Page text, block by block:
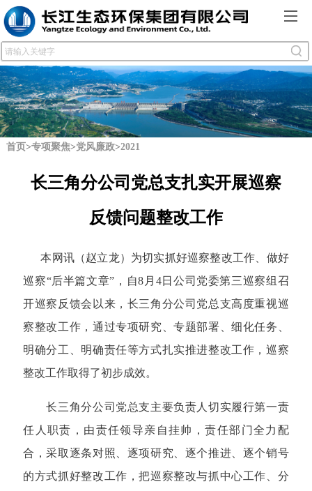
首页>专项聚焦>党风廉政>2021
长三角分公司党总支扎实开展巡察
反馈问题整改工作
本网讯（赵立龙）为切实抓好巡察整改工作、做好
巡察“后半篇文章”，自8月4日公司党委第三巡察组召
开巡察反馈会以来，长三角分公司党总支高度重视巡
察整改工作，通过专项研究、专题部署、细化任务、
明确分工、明确责任等方式扎实推进整改工作，巡察
整改工作取得了初步成效。
长三角分公司党总支主要负责人切实履行第一责
任人职责 ， 由责任领导亲自挂帅，责任部门全力配
合，采取逐条对照、逐项研究、逐个推进、逐个销号
的方式抓好整改工作 ，把巡察整改与抓中心工作、分